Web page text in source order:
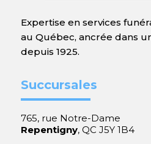
Expertise en services
au Québec, ancrée dans
depuis 1925.
Succursales
765, rue Notre-Dame
Repentigny, QC J5Y 1B4